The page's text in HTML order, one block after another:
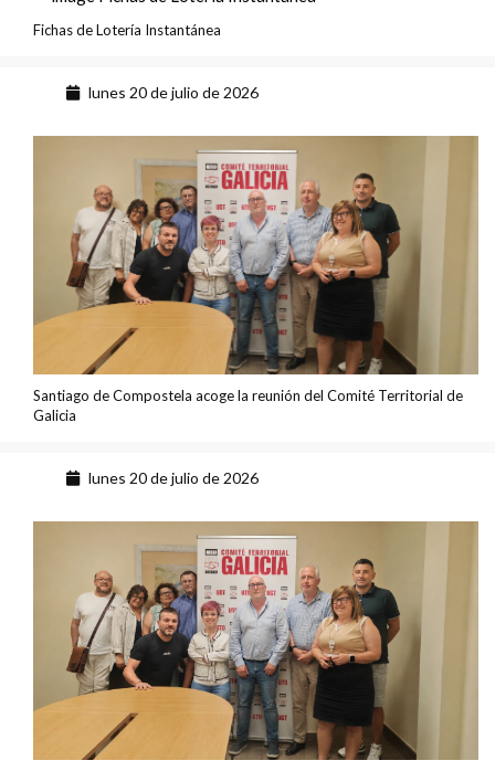
Fichas de Lotería Instantánea
lunes 20 de julio de 2026
Santiago de Compostela acoge la reunión del Comité Territorial de
Galicia
lunes 20 de julio de 2026